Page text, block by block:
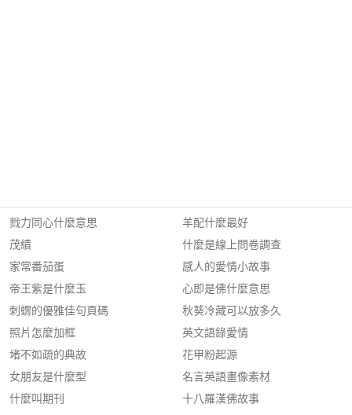
戮力同心什麼意思
茂績
家常番茄蛋
帝王紫是什麼玉
刺蝟的優雅佳句頁碼
照片怎麼加框
堵不如疏的典故
女朋友是什麼型
什麼叫期刊
羊配什麼最好
什麼是線上問卷調查
感人的愛情小故事
心即是佛什麼意思
秋葵冷藏可以放多久
英文語錄愛情
花甲粉起源
名言英語畫像素材
十八羅漢佛故事